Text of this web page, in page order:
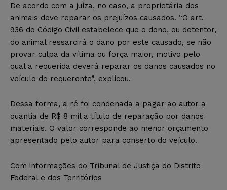
De acordo com a juíza, no caso, a proprietária dos
animais deve reparar os prejuízos causados. “O art.
936 do Código Civil estabelece que o dono, ou detentor,
do animal ressarcirá o dano por este causado, se não
provar culpa da vítima ou força maior, motivo pelo
qual a requerida deverá reparar os danos causados no
veículo do requerente”, explicou.
Dessa forma, a ré foi condenada a pagar ao autor a
quantia de R$ 8 mil a título de reparação por danos
materiais. O valor corresponde ao menor orçamento
apresentado pelo autor para conserto do veículo.
Com informações do Tribunal de Justiça do Distrito
Federal e dos Territórios